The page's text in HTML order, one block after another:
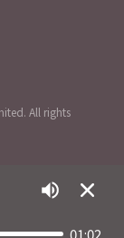
01:02
All rights